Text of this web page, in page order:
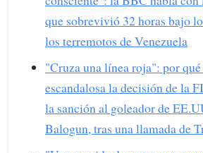
que sobrevivió 32 horas bajo
los terremotos de Venezuela
"Cruza una línea roja": por
escandalosa la decisión de la
la sanción al goleador de
Balogun, tras una llamada de